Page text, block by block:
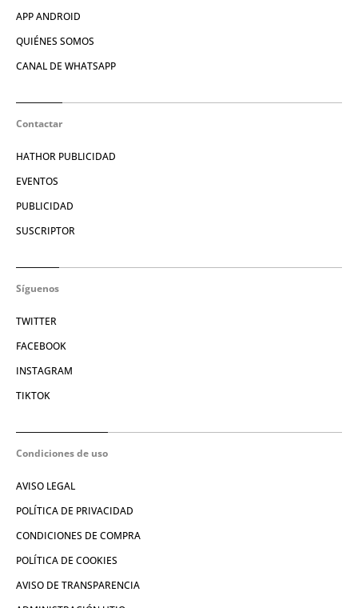
APP ANDROID
QUIÉNES SOMOS
CANAL DE WHATSAPP
Contactar
HATHOR PUBLICIDAD
EVENTOS
PUBLICIDAD
SUSCRIPTOR
Síguenos
TWITTER
FACEBOOK
INSTAGRAM
TIKTOK
Condiciones de uso
AVISO LEGAL
POLÍTICA DE PRIVACIDAD
CONDICIONES DE COMPRA
POLÍTICA DE COOKIES
AVISO DE TRANSPARENCIA